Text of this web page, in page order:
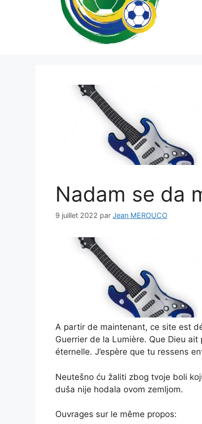
Nadam se da
9 juillet 2022 par Jean MEROUCO
A partir de maintenant, ce site est
Guerrier de la Lumière. Que Dieu
éternelle. J’espère que tu ressens
Neutešno ću žaliti zbog tvoje boli
duša nije hodala ovom zemljom.
Ouvrages sur le même propos: